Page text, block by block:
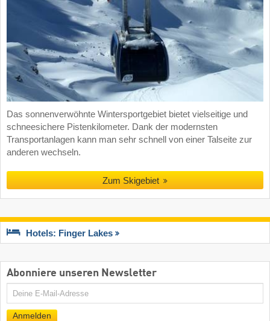
Das sonnenverwöhnte Wintersportgebiet bietet vielseitige und
schneesichere Pistenkilometer. Dank der modernsten
Transportanlagen kann man sehr schnell von einer Talseite zur
anderen wechseln.
Zum Skigebiet
Hotels: Finger Lakes
Abonniere unseren Newsletter
E-
Anmelden